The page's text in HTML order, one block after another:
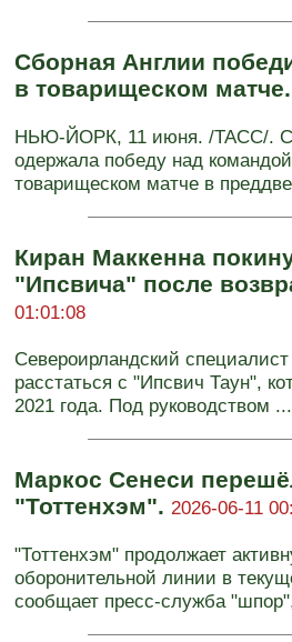
Сборная Англии
в товарищеском
НЬЮ-ЙОРК, 11 июня. /ТАСС/.
одержала победу над
товарищеском матче в
Киран Маккенна
"Ипсвича" после
01:01:08
Североирландский
расстаться с "Ипсвич Таун",
2021 года. Под руководством ...
Маркос Сенеси
"Тоттенхэм". 2026-06-11
"Тоттенхэм" продолжает
оборонительной линии в
сообщает пресс-служба